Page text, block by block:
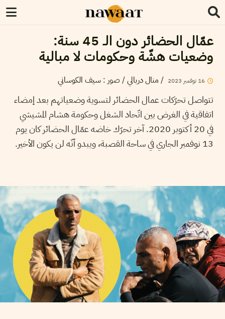
عمّال الحضائر دون الـ 45 سنة:
وضعيات هشّة وحكومات لا مبالية
16 نوفمبر 2023
/ منال دربالي/ صور : سيف الكوساني
تتواصل تحرّكات عمال الحضائر لتسوية وضعياتهم بعد إمضاء
اتفاقية في الغرض بين اتّحاد الشغل وحكومة هشام المشيشي
في 20 أكتوبر 2020. آخر تحرّك خاضه عمّال الحضائر كان يوم
13 نوفمبر الجاري في ساحة القصبة، ويبدو أنّه لن يكون الأخير.